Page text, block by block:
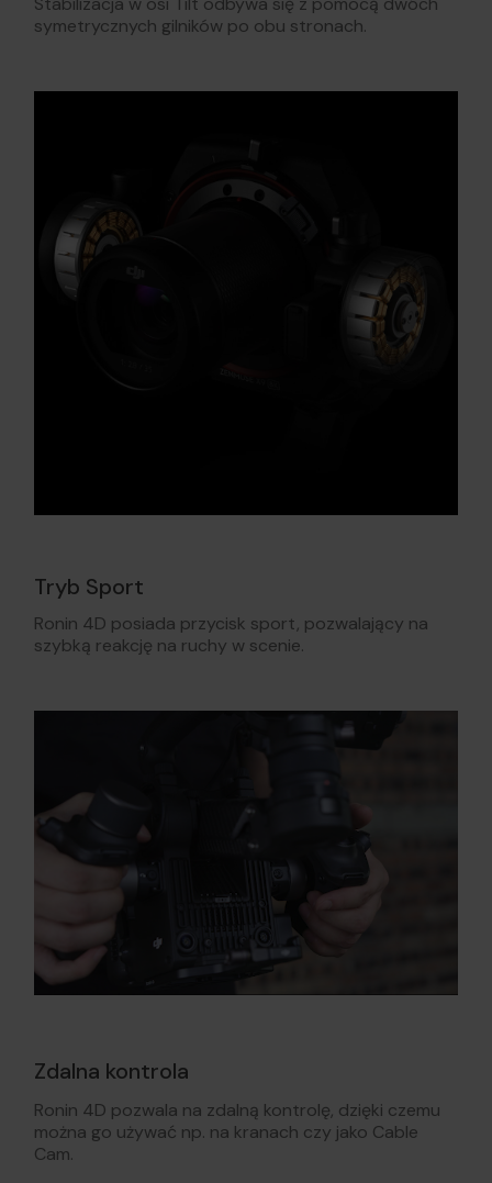
symetrycznych gilników po obu stronach.
Tryb Sport
Ronin 4D posiada przycisk sport, pozwalający na
szybką reakcję na ruchy w scenie.
Zdalna kontrola
Ronin 4D pozwala na zdalną kontrolę, dzięki czemu
można go używać np. na kranach czy jako Cable
Cam.